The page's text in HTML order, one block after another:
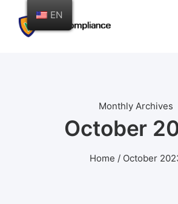
Monthly Archives
October
Home / October
EN